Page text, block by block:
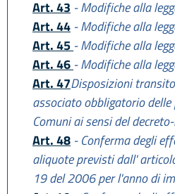
Art. 43 - Modifiche alla
Art. 44 - Modifiche alla
Art. 45 - Modifiche alla
Art. 46 - Modifiche alla
Art. 47Disposizioni
associato obbligatorio
Comuni ai sensi del
Art. 48 - Conferma degli
aliquote previsti dall'
19 del 2006 per l'anno di